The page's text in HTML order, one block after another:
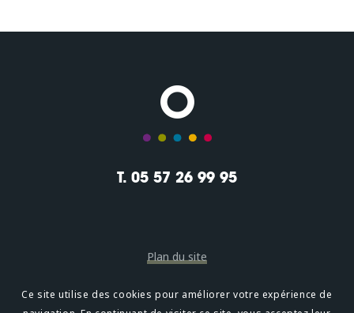
T. 05 57 26 99 95
Plan du site
Mentions légales
Ce site utilise des cookies pour améliorer votre expérience de